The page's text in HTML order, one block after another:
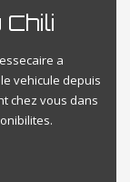
Chili
a
vehicule depuis
chez vous dans